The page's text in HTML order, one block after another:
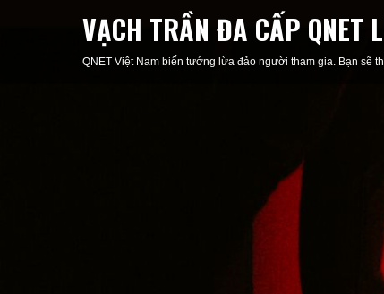
VẠCH TRẦN ĐA CẤP QNET
QNET Việt Nam biến tướng lừa đảo người tham gia. Bạn sẽ